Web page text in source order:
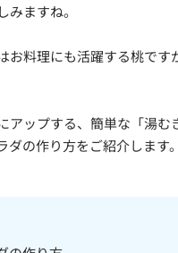
ますね。
お料理にも活躍する桃で
アップする、簡単な「湯
ダの作り方をご紹介します